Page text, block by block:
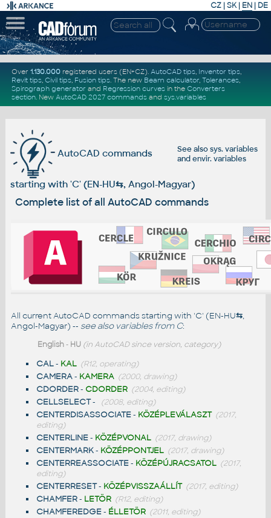
CZ | SK| EN | DE
Over 1.130.000registered users (EN+CZ). AutoCAD tips, Inventor tips,
Revit tips, Civil tips, Fusion tips. The new Beam calculator, Tolerances,
Spirograph generator and Regression curvesin the Converters
section. New AutoCAD 2027 commandsand sys.variables
See alsosys. variables
and envir. variables
AutoCAD commands
starting with 'C' (EN-HU⇆, Angol-Magyar)
Complete list of all AutoCAD commands
All current AutoCAD commands starting with 'C' (EN-HU⇆,
Angol-Magyar) -- see also variables from C:
English- HU (in AutoCAD since version, category)
CAL- KAL (R12, operating)
CAMERA- KAMERA (2000, drawing)
CDORDER- CDORDER (2004, editing)
CELLSELECT- (2008, editing)
CENTERDISASSOCIATE- KÖZÉPLEVÁLASZT (2017,
editing)
CENTERLINE- KÖZÉPVONAL (2017, drawing)
CENTERMARK- KÖZÉPPONTJEL (2017, drawing)
CENTERREASSOCIATE- KÖZÉPÚJRACSATOL (2017,
editing)
CENTERRESET- KÖZÉPVISSZAÁLLÍT (2017, editing)
CHAMFER- LETÖR (R12, editing)
CHAMFEREDGE- ÉLLETÖR (2011, editing)